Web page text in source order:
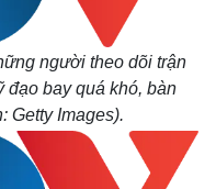
người theo dõi trận
đạo bay quá khó, bàn
Getty Images).